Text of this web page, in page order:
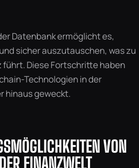
Datenbank ermöglicht es,
sicher auszutauschen, was zu
Diese Fortschritte haben
Technologien in der
hinaus geweckt.
VON
FINANZWELT